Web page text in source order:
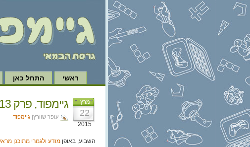
ראשי התחל כאן
מרץ
22
2015
גיימפוד, פרק 113: קרבות מילא
עופר שוורץ| גיימפוד
השבוע, באופן מודע ולגמרי מתוכנן